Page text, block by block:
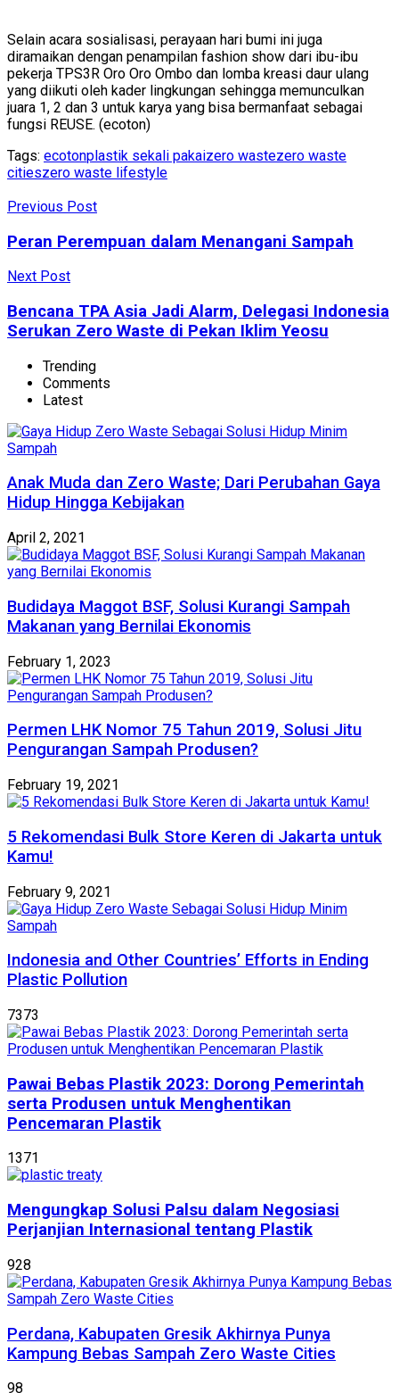
Selain acara sosialisasi, perayaan hari bumi ini juga
diramaikan dengan penampilan fashion show dari ibu-ibu
pekerja TPS3R Oro Oro Ombo dan lomba kreasi daur ulang
yang diikuti oleh kader lingkungan sehingga memunculkan
juara 1, 2 dan 3 untuk karya yang bisa bermanfaat sebagai
fungsi REUSE. (ecoton)
Tags: ecotonplastik sekali pakaizero wastezero waste
citieszero waste lifestyle
Previous Post
Peran Perempuan dalam Menangani Sampah
Next Post
Bencana TPA Asia Jadi Alarm, Delegasi Indonesia
Serukan Zero Waste di Pekan Iklim Yeosu
Trending
Comments
Latest
Anak Muda dan Zero Waste; Dari Perubahan Gaya
Hidup Hingga Kebijakan
April 2, 2021
Budidaya Maggot BSF, Solusi Kurangi Sampah
Makanan yang Bernilai Ekonomis
February 1, 2023
Permen LHK Nomor 75 Tahun 2019, Solusi Jitu
Pengurangan Sampah Produsen?
February 19, 2021
5 Rekomendasi Bulk Store Keren di Jakarta untuk
Kamu!
February 9, 2021
Indonesia and Other Countries’ Efforts in Ending
Plastic Pollution
7373
Pawai Bebas Plastik 2023: Dorong Pemerintah
serta Produsen untuk Menghentikan
Pencemaran Plastik
1371
Mengungkap Solusi Palsu dalam Negosiasi
Perjanjian Internasional tentang Plastik
928
Perdana, Kabupaten Gresik Akhirnya Punya
Kampung Bebas Sampah Zero Waste Cities
98